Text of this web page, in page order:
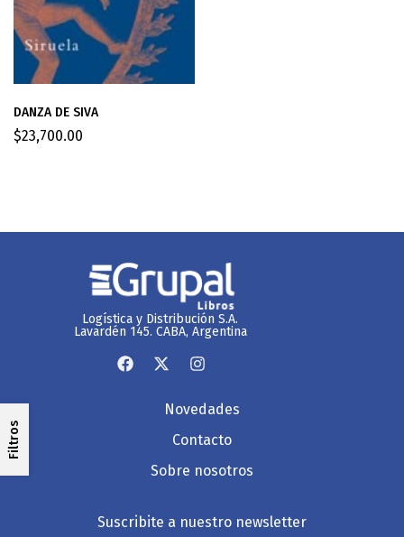
Filtros
DANZA DE SIVA
$23,700.00
Logística y Distribución S.A.
Lavardén 145. CABA, Argentina
Novedades
Contacto
Sobre nosotros
Suscribite a nuestro newsletter